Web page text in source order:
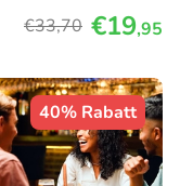
€33,70 €19,95
40% Rabatt